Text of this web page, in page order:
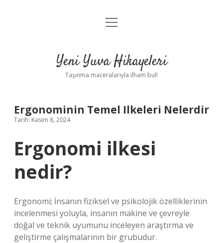
Anasayfa
Yasal Uyarı
menüyü
Yeni Yuva Hikayeleri
Taşınma maceralarıyla ilham bul!
Ergonominin Temel Ilkeleri Nelerdir
Tarih: Kasım 8, 2024
Ergonomi ilkesi
nedir?
Ergonomi; İnsanın fiziksel ve psikolojik özelliklerinin
incelenmesi yoluyla, insanın makine ve çevreyle
doğal ve teknik uyumunu inceleyen araştırma ve
geliştirme çalışmalarının bir grubudur.